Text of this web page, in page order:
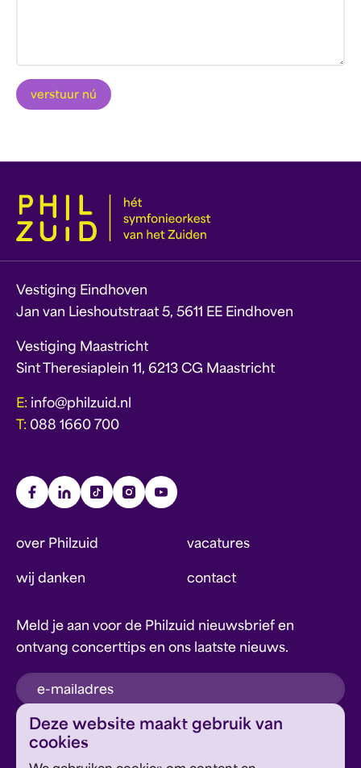
Deze website maakt gebruik van
cookies
verstuur nú
Vestiging Eindhoven
Jan van Lieshoutstraat 5, 5611 EE Eindhoven
Vestiging Maastricht
Sint Theresiaplein 11, 6213 CG Maastricht
E: info@philzuid.nl
T: 088 1660 700
over Philzuid vacatures
wij danken contact
Meld je aan voor de Philzuid nieuwsbrief en
ontvang concerttips en ons laatste nieuws.
inschrijven